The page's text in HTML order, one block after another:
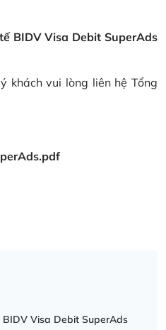
BIDV Visa Debit SuperAds
khách vui lòng liên hệ Tổng
Visa Debit SuperAds